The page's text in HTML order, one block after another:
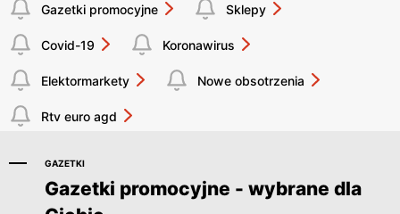
Gazetki promocyjne Sklepy
Covid-19 Koronawirus
Elektormarkety Nowe obsotrzenia
Rtv euro agd
GAZETKI
Gazetki promocyjne - wybrane dla